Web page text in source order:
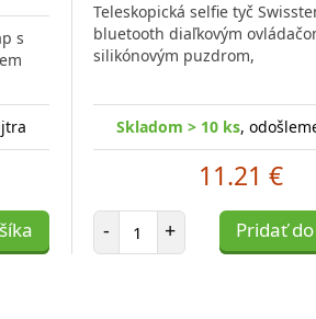
s
Teleskopická selfie tyč
bluetooth diaľkovým
silikónovým puzdrom,
Skladom > 10 ks,
11.21 €
- Počet položiek
+ Pridať